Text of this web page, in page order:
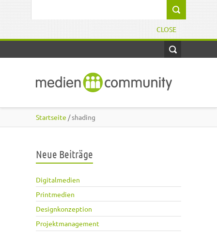
CLOSE
Startseite / shading
Neue Beiträge
Digitalmedien
Printmedien
Designkonzeption
Projektmanagement